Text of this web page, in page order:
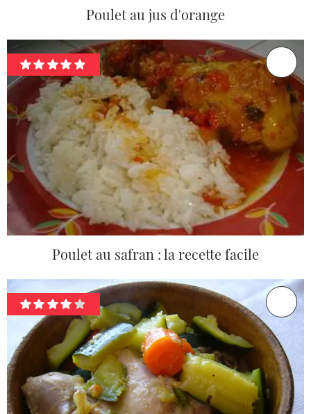
Poulet au jus d'orange
Poulet au safran : la recette facile